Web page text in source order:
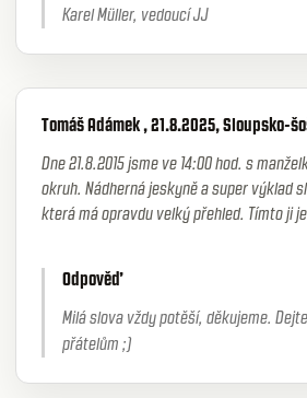
Karel Müller, vedoucí JJ
Tomáš Adámek , 21.8.2025, Sloupsko-
Dne 21.8.2015 jsme ve 14:00 hod. s
okruh. Nádherná jeskyně a super výklad
která má opravdu velký přehled. Tímto ji
Odpověď
Milá slova vždy potěší, děkujeme.
přátelům ;)